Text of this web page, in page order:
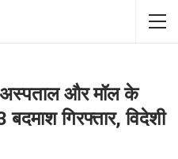
अस्पताल और मॉल के
गिरफ्तार, विदेशी